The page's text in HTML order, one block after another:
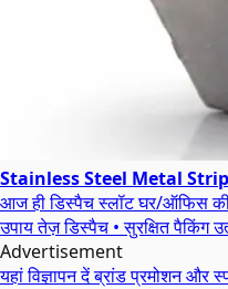
Stainless Steel Metal
आज ही डिस्पैच स्लॉटघर/ऑफिस
उपायतेज़ डिस्पैच • सुरक्षित पैकिंग
Advertisement
यहां विज्ञापन देंब्रांड प्रमोशन और